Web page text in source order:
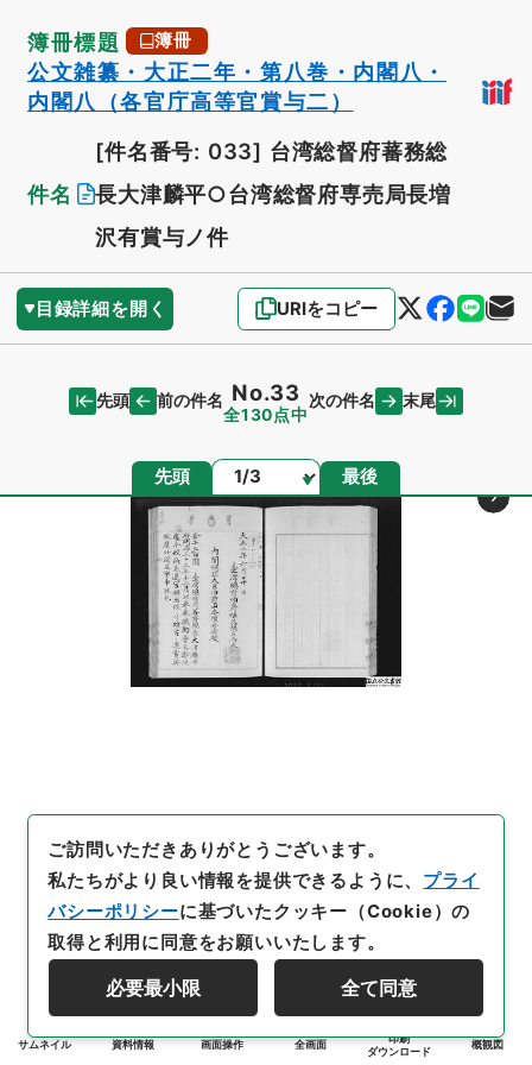
簿冊標題 簿冊
公文雑纂・大正二年・第八巻・内閣八・
内閣八（各官庁高等官賞与二）
件名
[件名番号: 033] 台湾総督府蕃務総
長大津麟平○台湾総督府専売局長増
沢有賞与ノ件
目録詳細を開く URIをコピー
先頭 前の件名 No.33
全130点中
次の件名 末尾
先頭 ページ 最後
サムネイル 資料情報 画面操作 全画面
印刷
ダウンロード
概観図
ご訪問いただきありがとうございます。
私たちがより良い情報を提供できるように、 プライ
バシーポリシーに基づいたクッキー（Cookie）の
取得と利用に同意をお願いいたします。
必要最小限 全て同意